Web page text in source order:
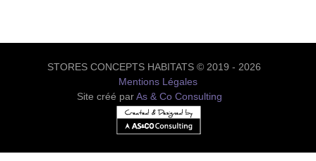
STORES CONCEPTS HABITATS © 2019 - 2026
Mentions Légales
Site créé parAs & Co Consulting